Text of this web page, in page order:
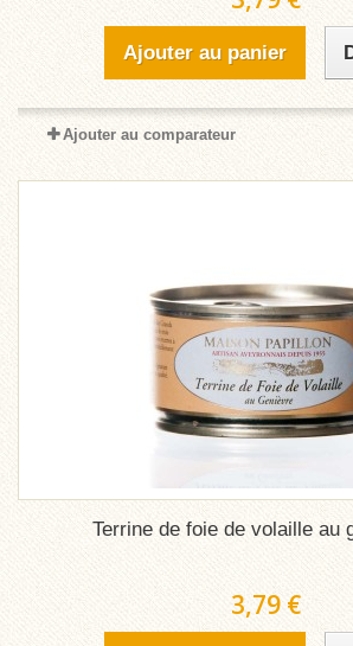
Ajouter au panier
Ajouter au comparateur
Terrine de foie de volaille au
3,79 €